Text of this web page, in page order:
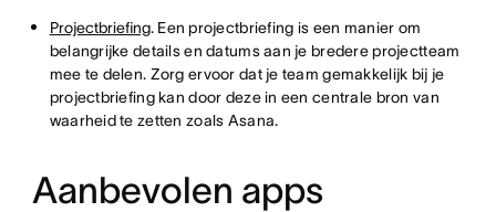
Projectbriefing. Een projectbriefing is een manier om
belangrijke details en datums aan je bredere projectteam
mee te delen. Zorg ervoor dat je team gemakkelijk bij je
projectbriefing kan door deze in een centrale bron van
waarheid te zetten zoals Asana.
Aanbevolen apps